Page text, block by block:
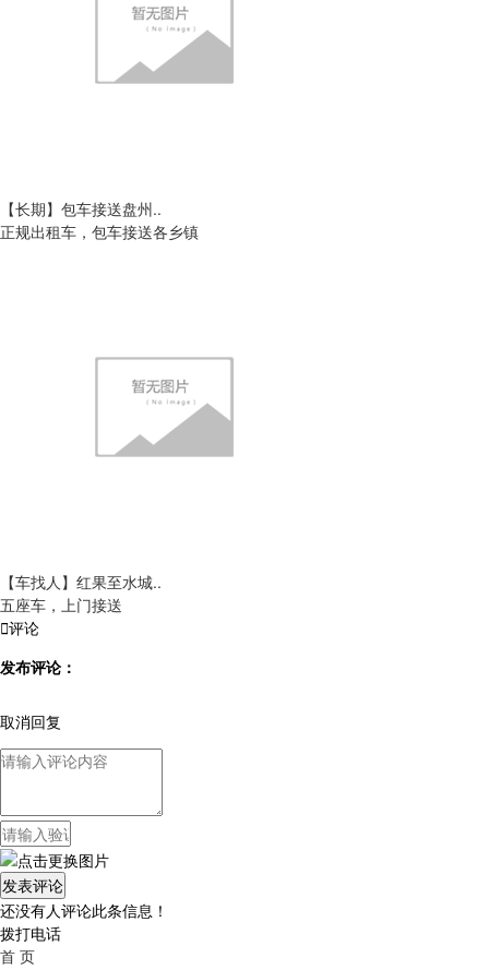
【长期】包车接送盘州..
正规出租车，包车接送各乡镇
【车找人】红果至水城..
五座车，上门接送
评论
发布评论：
取消回复
还没有人评论此条信息！
拨打电话
首 页